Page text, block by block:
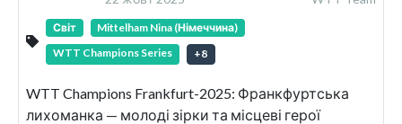
Світ
Mittelham Nina (Німеччина)
WTT Champions Series
+8
WTT Champions Frankfurt-2025: Франкфуртська
лихоманка — молоді зірки та місцеві герої